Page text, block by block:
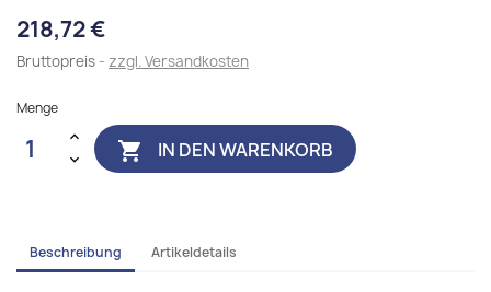
218,72 €
Bruttopreis zzgl. Versandkosten
Menge
 IN DEN WARENKORB
Beschreibung Artikeldetails